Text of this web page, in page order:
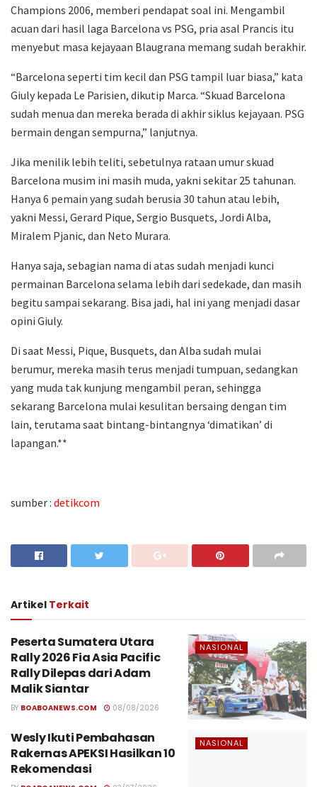
Champions 2006, memberi pendapat soal ini. Mengambil
acuan dari hasil laga Barcelona vs PSG, pria asal Prancis itu
menyebut masa kejayaan Blaugrana memang sudah berakhir.
“Barcelona seperti tim kecil dan PSG tampil luar biasa,” kata
Giuly kepada Le Parisien, dikutip Marca. “Skuad Barcelona
sudah menua dan mereka berada di akhir siklus kejayaan. PSG
bermain dengan sempurna,” lanjutnya.
Jika menilik lebih teliti, sebetulnya rataan umur skuad
Barcelona musim ini masih muda, yakni sekitar 25 tahunan.
Hanya 6 pemain yang sudah berusia 30 tahun atau lebih,
yakni Messi, Gerard Pique, Sergio Busquets, Jordi Alba,
Miralem Pjanic, dan Neto Murara.
Hanya saja, sebagian nama di atas sudah menjadi kunci
permainan Barcelona selama lebih dari sedekade, dan masih
begitu sampai sekarang. Bisa jadi, hal ini yang menjadi dasar
opini Giuly.
Di saat Messi, Pique, Busquets, dan Alba sudah mulai
berumur, mereka masih terus menjadi tumpuan, sedangkan
yang muda tak kunjung mengambil peran, sehingga
sekarang Barcelona mulai kesulitan bersaing dengan tim
lain, terutama saat bintang-bintangnya ‘dimatikan’ di
lapangan.**
sumber : detikcom
Artikel Terkait
NASIONAL
Peserta Sumatera Utara
Rally 2026 Fia Asia Pacific
Rally Dilepas dari Adam
Malik Siantar
BY BOABOANEWS.COM 08/08/2026
NASIONAL
Wesly Ikuti Pembahasan
Rakernas APEKSI Hasilkan 10
Rekomendasi